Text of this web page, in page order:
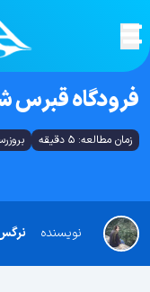
فرودگاه قبرس
زمان مطالعه: 5 دقیقه بروزرسانی:
نویسنده